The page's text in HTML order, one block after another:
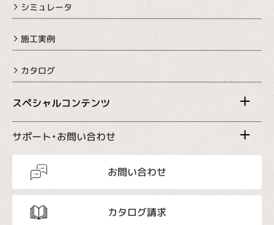
シミュレータ
施工実例
カタログ
スペシャルコンテンツ
サポート・お問い合わせ
お問い合わせ
カタログ請求